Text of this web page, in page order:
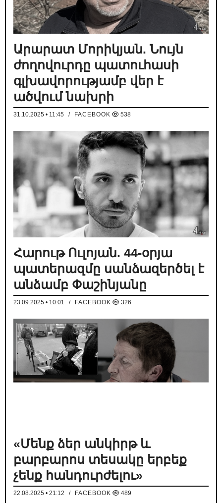
Արարատ Մորիկյան. Նույն
ժողովուրդը պատուհասի
գլխավորությամբ վեր է
ածվում նախրի
31.10.2025 • 11:45 / FACEBOOK 538
Հարութ Ուլոյան. 44-օրյա
պատերազմը սանձազերծել է
անձամբ Փաշինյանը
23.09.2025 • 10:01 / FACEBOOK 326
«Մենք ձեր անկիրթ և
բարբարոս տեսակը երբեք
չենք հանդուրժելու»
22.08.2025 • 21:12 / FACEBOOK 489